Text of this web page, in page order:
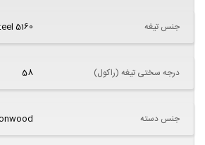
جنس تیغه 5160
درجه سختی تیغه (راکول) 58
جنس دسته